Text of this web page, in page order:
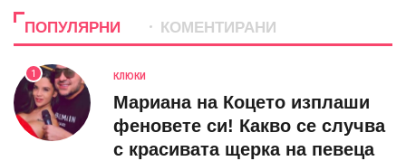
ПОПУЛЯРНИ КОМЕНТИРАНИ
1 КЛЮКИ
Мариана на Коцето изплаши
феновете си! Какво се случва
с красивата щерка на певеца